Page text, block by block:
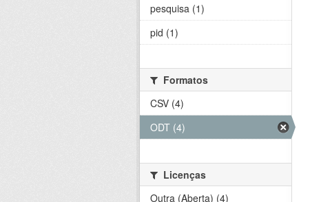
pesquisa (1)
pid (1)
Formatos
CSV (4)
ODT (4)
Licenças
Outra (Aberta) (4)